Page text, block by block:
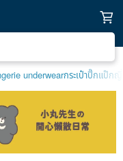
underwearกระเป๋าปิ๊กแป๊ก